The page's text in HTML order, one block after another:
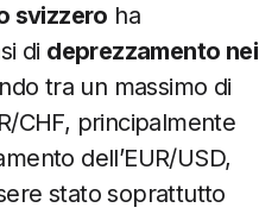
svizzero ha
di deprezzamento nei
tra un massimo di
CHF, principalmente
dell’EUR/USD,
stato soprattutto